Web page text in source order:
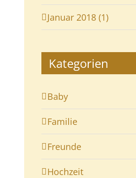
Januar 2018 (1)
Kategorien
Baby
Familie
Freunde
Hochzeit